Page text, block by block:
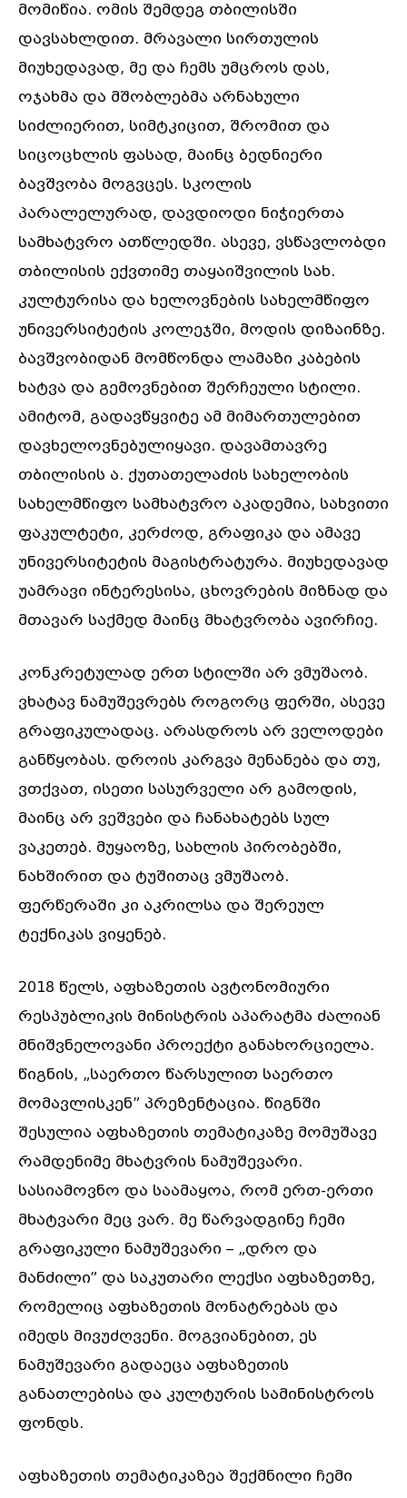
მომიწია. ომის შემდეგ თბილისში
დავსახლდით. მრავალი სირთულის
მიუხედავად, მე და ჩემს უმცროს დას,
ოჯახმა და მშობლებმა არნახული
სიძლიერით, სიმტკიცით, შრომით და
სიცოცხლის ფასად, მაინც ბედნიერი
ბავშვობა მოგვცეს. სკოლის
პარალელურად, დავდიოდი ნიჭიერთა
სამხატვრო ათწლედში. ასევე, ვსწავლობდი
თბილისის ექვთიმე თაყაიშვილის სახ.
კულტურისა და ხელოვნების სახელმწიფო
უნივერსიტეტის კოლეჯში, მოდის დიზაინზე.
ბავშვობიდან მომწონდა ლამაზი კაბების
ხატვა და გემოვნებით შერჩეული სტილი.
ამიტომ, გადავწყვიტე ამ მიმართულებით
დავხელოვნებულიყავი. დავამთავრე
თბილისის ა. ქუთათელაძის სახელობის
სახელმწიფო სამხატვრო აკადემია, სახვითი
ფაკულტეტი, კერძოდ, გრაფიკა და ამავე
უნივერსიტეტის მაგისტრატურა. მიუხედავად
უამრავი ინტერესისა, ცხოვრების მიზნად და
მთავარ საქმედ მაინც მხატვრობა ავირჩიე.
კონკრეტულად ერთ სტილში არ ვმუშაობ.
ვხატავ ნამუშევრებს როგორც ფერში, ასევე
გრაფიკულადაც. არასდროს არ ველოდები
განწყობას. დროის კარგვა მენანება და თუ,
ვთქვათ, ისეთი სასურველი არ გამოდის,
მაინც არ ვეშვები და ჩანახატებს სულ
ვაკეთებ. მუყაოზე, სახლის პირობებში,
ნახშირით და ტუშითაც ვმუშაობ.
ფერწერაში კი აკრილსა და შერეულ
ტექნიკას ვიყენებ.
2018 წელს, აფხაზეთის ავტონომიური
რესპუბლიკის მინისტრის აპარატმა ძალიან
მნიშვნელოვანი პროექტი განახორციელა.
წიგნის, „საერთო წარსულით საერთო
მომავლისკენ” პრეზენტაცია. წიგნში
შესულია აფხაზეთის თემატიკაზე მომუშავე
რამდენიმე მხატვრის ნამუშევარი.
სასიამოვნო და საამაყოა, რომ ერთ-ერთი
მხატვარი მეც ვარ. მე წარვადგინე ჩემი
გრაფიკული ნამუშევარი – „დრო და
მანძილი” და საკუთარი ლექსი აფხაზეთზე,
რომელიც აფხაზეთის მონატრებას და
იმედს მივუძღვენი. მოგვიანებით, ეს
ნამუშევარი გადაეცა აფხაზეთის
განათლებისა და კულტურის სამინისტროს
ფონდს.
აფხაზეთის თემატიკაზეა შექმნილი ჩემი